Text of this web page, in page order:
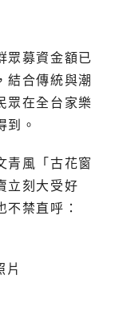
眾募資金額已
結合傳統與潮
眾在全台家樂
到。
青風「古花窗
立刻大受好
禁直呼：
片